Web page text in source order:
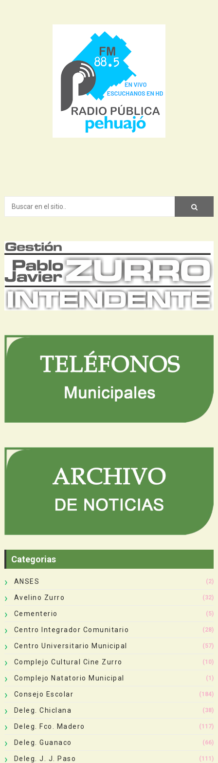
Categorias
ANSES (2)
Avelino Zurro (32)
Cementerio (5)
Centro Integrador Comunitario (28)
Centro Universitario Municipal (57)
Complejo Cultural Cine Zurro (10)
Complejo Natatorio Municipal (1)
Consejo Escolar (184)
Deleg. Chiclana (38)
Deleg. Fco. Madero (117)
Deleg. Guanaco (66)
Deleg. J. J. Paso (111)